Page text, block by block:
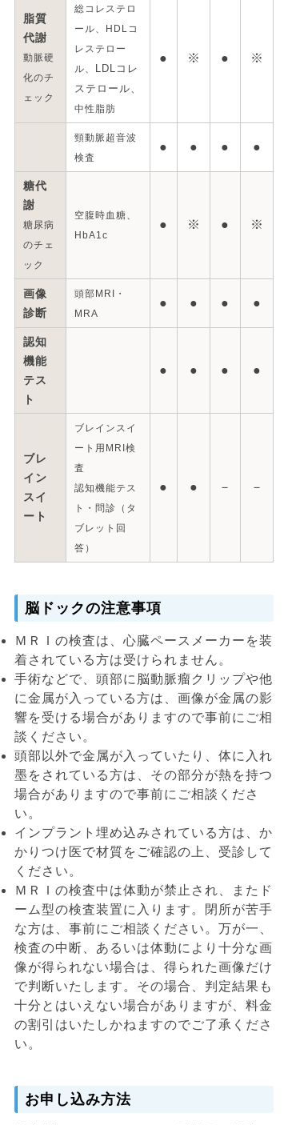
脂質
代謝
動脈硬
化のチ
ェック
総コレステロ
ール、HDLコ
レステロー
ル、
LDLコレ
ステロール、
中性脂肪
● ※ ● ※
頸動脈超音波
検査
● ● ● ●
糖代
謝
糖尿病
のチェ
ック
空腹時血糖、
HbA1c
● ※ ● ※
画像
診断
頭部MRI・
MRA
● ● ● ●
認知
機能
テス
ト
● ● ● ●
ブレ
イン
スイ
ート
ブレインスイ
ート用MRI検
査
認知機能テス
ト・問診（タ
ブレット回
答）
● ● － －
脳ドックの注意事項
ＭＲＩの検査は、心臓ペースメーカーを装
着されている方は受けられません。
手術などで、頭部に脳動脈瘤クリップや他
に金属が入っている方は、画像が金属の影
響を受ける場合がありますので事前にご相
談ください。
頭部以外で金属が入っていたり、体に入れ
墨をされている方は、その部分が熱を持つ
場合がありますので事前にご相談くださ
い。
インプラント埋め込みされている方は、か
かりつけ医で材質をご確認の上、受診して
ください。
ＭＲＩの検査中は体動が禁止され、またド
ーム型の検査装置に入ります。閉所が苦手
な方は、事前にご相談ください。万が一、
検査の中断、あるいは体動により十分な画
像が得られない場合は、得られた画像だけ
で判断いたします。その場合、判定結果も
十分とはいえない場合がありますが、料金
の割引はいたしかねますのでご了承くださ
い。
お申し込み方法